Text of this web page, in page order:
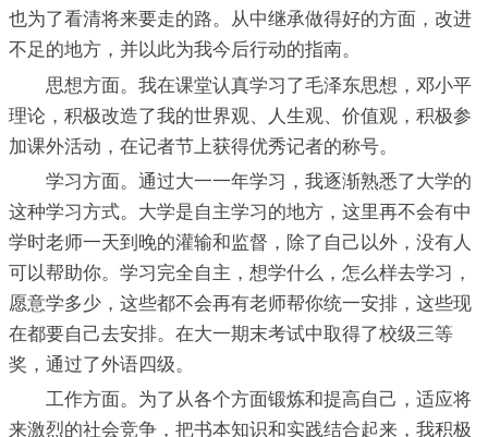
也为了看清将来要走的路。从中继承做得好的方面，改进
不足的地方，并以此为我今后行动的指南。
思想方面。我在课堂认真学习了毛泽东思想，邓小平
理论，积极改造了我的世界观、人生观、价值观，积极参
加课外活动，在记者节上获得优秀记者的称号。
学习方面。通过大一一年学习，我逐渐熟悉了大学的
这种学习方式。大学是自主学习的地方，这里再不会有中
学时老师一天到晚的灌输和监督，除了自己以外，没有人
可以帮助你。学习完全自主，想学什么，怎么样去学习，
愿意学多少，这些都不会再有老师帮你统一安排，这些现
在都要自己去安排。在大一期末考试中取得了校级三等
奖，通过了外语四级。
工作方面。为了从各个方面锻炼和提高自己，适应将
来激烈的社会竞争，把书本知识和实践结合起来，我积极